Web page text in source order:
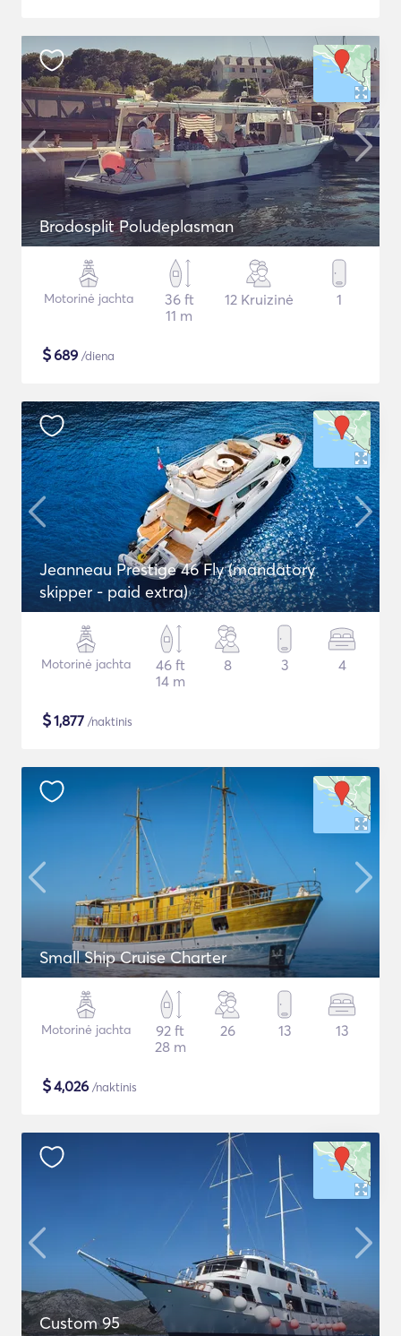
Brodosplit Poludeplasman
Motorinė jachta
36 ft
11 m
12 Kruizinė 1
$689 /diena
Jeanneau Prestige 46 Fly (mandatory
skipper - paid extra)
Motorinė jachta
46 ft
14 m
8 3 4
$1,877 /naktinis
Small Ship Cruise Charter
Motorinė jachta
92 ft
28 m
26 13 13
$4,026 /naktinis
Custom 95